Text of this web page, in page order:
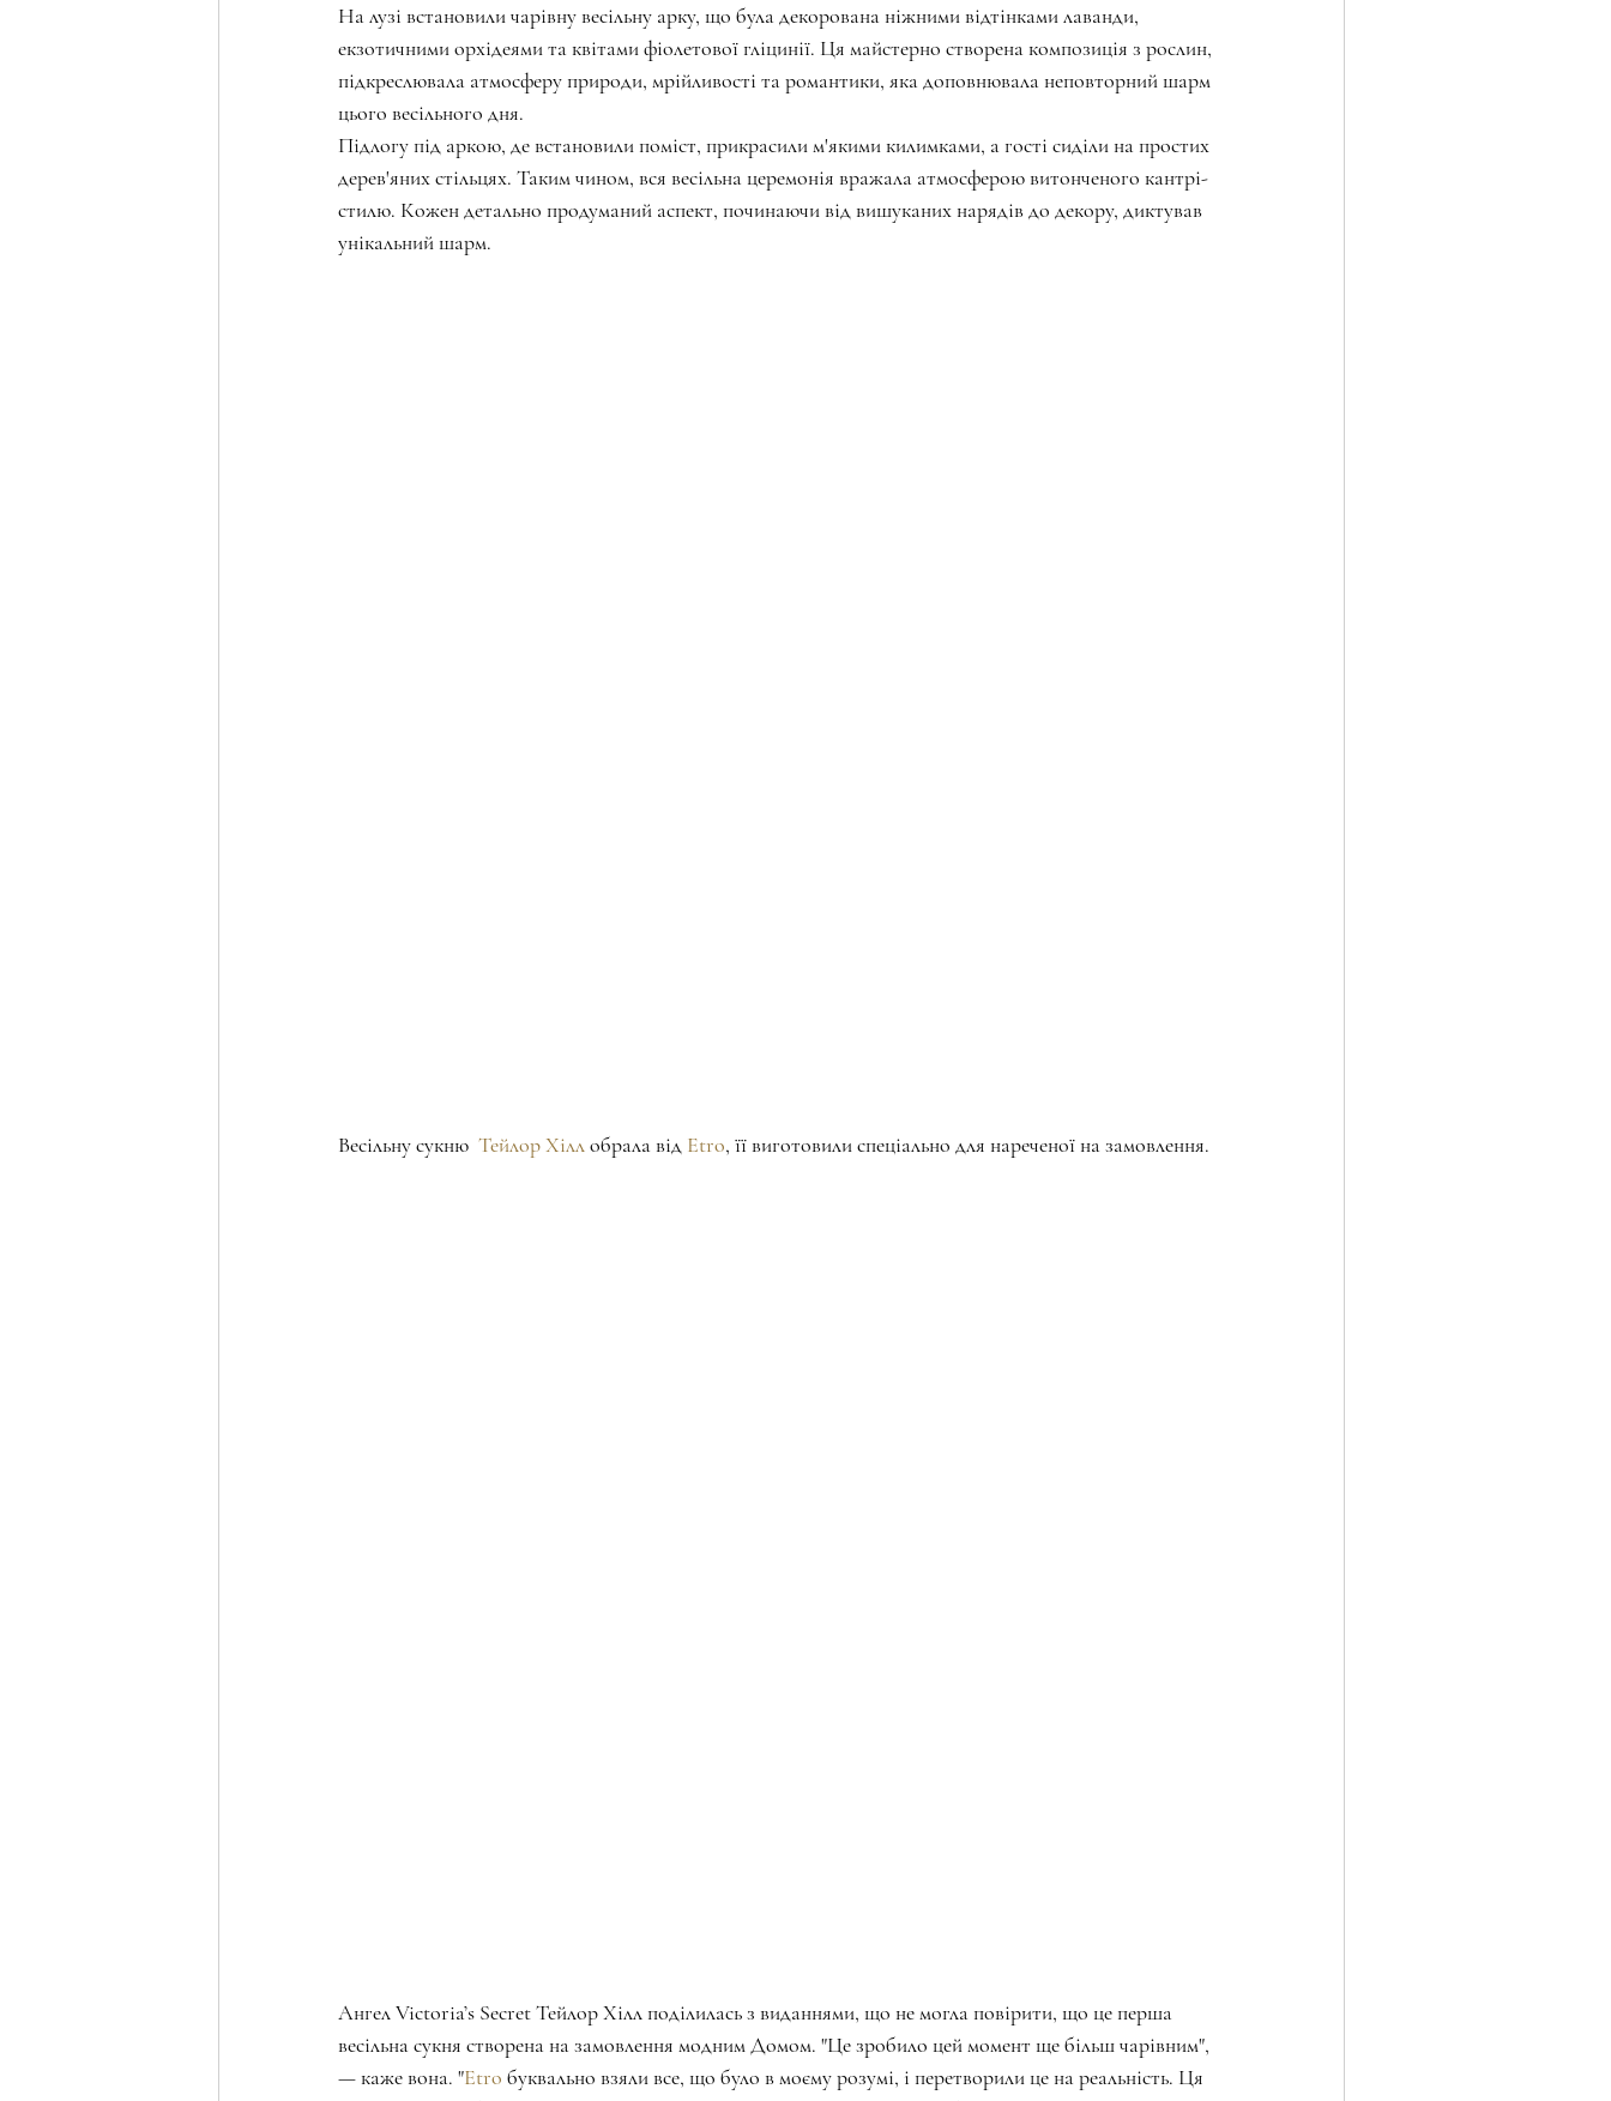
На лузі встановили чарівну весільну арку, що була декорована ніжними відтінками лаванди,
екзотичними орхідеями та квітами фіолетової гліцинії. Ця майстерно створена композиція з рослин,
підкреслювала атмосферу природи, мрійливості та романтики, яка доповнювала неповторний шарм
цього весільного дня.
Підлогу під аркою, де встановили поміст, прикрасили м'якими килимками, а гості сиділи на простих
дерев'яних стільцях. Таким чином, вся весільна церемонія вражала атмосферою витонченого кантрі-
стилю. Кожен детально продуманий аспект, починаючи від вишуканих нарядів до декору, диктував
унікальний шарм.
Весільну сукню Тейлор Хілл обрала від Etro, її виготовили спеціально для нареченої на замовлення.
Ангел Victoria’s Secret Тейлор Хілл поділилась з виданнями, що не могла повірити, що це перша
весільна сукня створена на замовлення модним Домом. "Це зробило цей момент ще більш чарівним",
— каже вона. "Etro буквально взяли все, що було в моєму розумі, і перетворили це на реальність. Ця